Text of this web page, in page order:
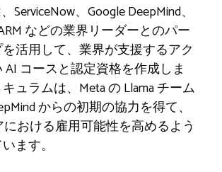
ServiceNow、Google DeepMind、
などの業界リーダーとのパー
活用して、業界が支援するアク
コースと認定資格を作成しま
ュラムは、Meta の Llama チーム
からの初期の協力を得て、
おける雇用可能性を高めるよう
ます。